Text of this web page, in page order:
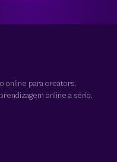
online para creators,
online a sério.